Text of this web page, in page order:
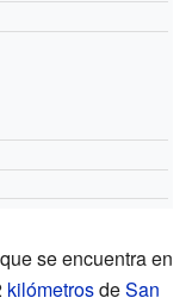
se encuentra en
kilómetrosdeSan